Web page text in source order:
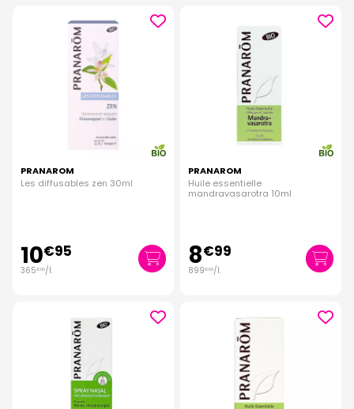
PRANAROM
Les diffusables zen 30ml
10€95
365€00/l.
PRANAROM
Huile essentielle
mandravasarotra 10ml
8€99
899€00/l.